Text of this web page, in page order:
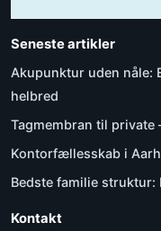
Seneste artikler
Akupunktur uden nåle:
helbred
Tagmembran til private
Kontorfællesskab i
Bedste familie
Kontakt